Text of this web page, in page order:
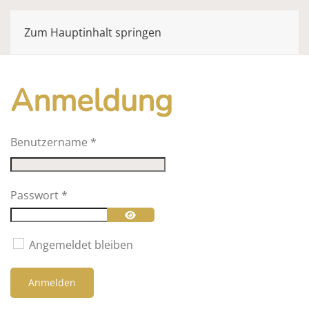
Zum Hauptinhalt springen
Anmeldung
Benutzername *
Passwort *
Passwort anzeigen
Angemeldet bleiben
Anmelden